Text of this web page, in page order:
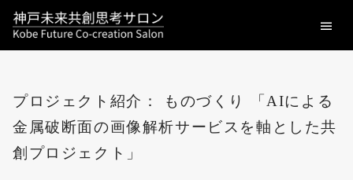
menu
プロジェクト紹介： ものづくり 「AIによる
金属破断面の画像解析サービスを軸とした共
創プロジェクト」